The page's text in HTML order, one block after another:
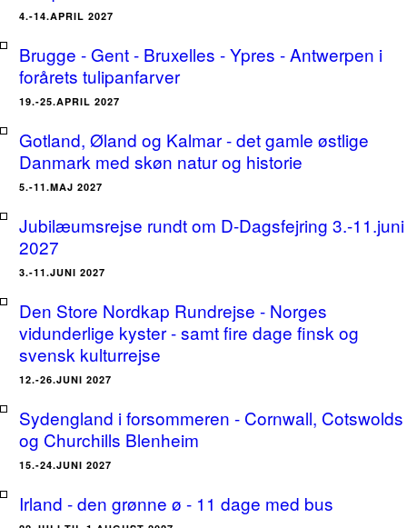
4.-14.APRIL 2027
Brugge - Gent - Bruxelles - Ypres - Antwerpen i
forårets tulipanfarver
19.-25.APRIL 2027
Gotland, Øland og Kalmar - det gamle østlige
Danmark med skøn natur og historie
5.-11.MAJ 2027
Jubilæumsrejse rundt om D-Dagsfejring 3.-11.juni
2027
3.-11.JUNI 2027
Den Store Nordkap Rundrejse - Norges
vidunderlige kyster - samt fire dage finsk og
svensk kulturrejse
12.-26.JUNI 2027
Sydengland i forsommeren - Cornwall, Cotswolds
og Churchills Blenheim
15.-24.JUNI 2027
Irland - den grønne ø - 11 dage med bus